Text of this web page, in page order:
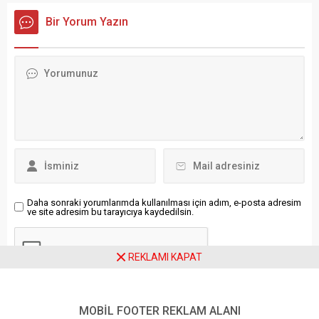
Kolları Üyesi Bilge Kağan
Şarbat‘ın bu sene
yaşında olduğunu
millet susmaz. Bu ülkenin
Altaylı ünlü...
Bir Yorum Yazın
Daha sonraki yorumlarımda kullanılması için adım, e-posta adresim
ve site adresim bu tarayıcıya kaydedilsin.
REKLAMI KAPAT
MOBİL FOOTER REKLAM ALANI